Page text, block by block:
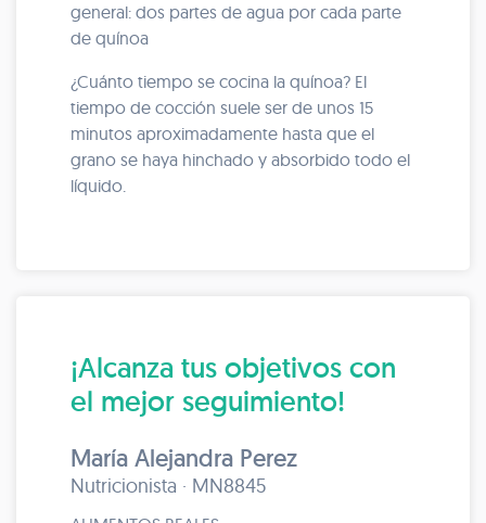
general: dos partes de agua por cada parte
de quínoa
¿Cuánto tiempo se cocina la quínoa? El
tiempo de cocción suele ser de unos 15
minutos aproximadamente hasta que el
grano se haya hinchado y absorbido todo el
líquido.
¡Alcanza tus objetivos con
el mejor seguimiento!
María Alejandra Perez
Nutricionista · MN8845